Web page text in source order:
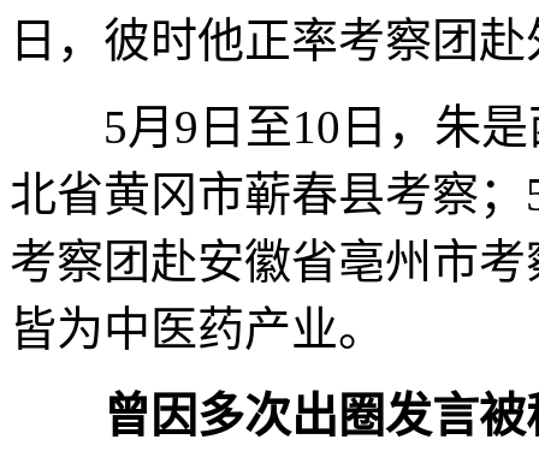
日，彼时他正率考察团
5月9日至10日，朱是
北省黄冈市蕲春县考察
考察团赴安徽省亳州市
皆为中医药产业。
曾因多次出圈发言